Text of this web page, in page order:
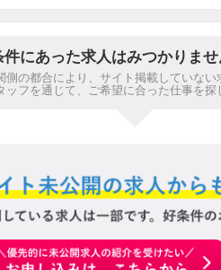
件にあった求人はみつかりま
側の都合により、サイト掲載していない
ッフを通じて、ご希望に合った仕事を探